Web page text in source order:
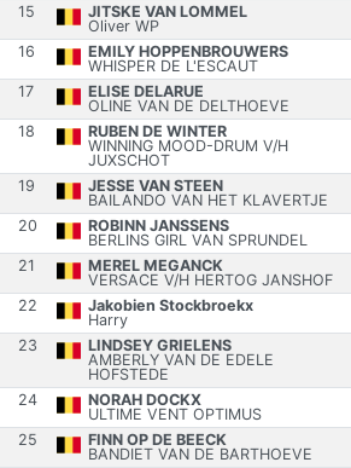
15
JITSKE VAN LOMMEL
Oliver WP
16
EMILY HOPPENBROUWERS
WHISPER DE L'ESCAUT
17
ELISE DELARUE
OLINE VAN DE DELTHOEVE
18
RUBEN DE WINTER
WINNING MOOD-DRUM V/H
JUXSCHOT
19
JESSE VAN STEEN
BAILANDO VAN HET KLAVERTJE
20
ROBINN JANSSENS
BERLINS GIRL VAN SPRUNDEL
21
MEREL MEGANCK
VERSACE V/H HERTOG JANSHOF
22
Jakobien Stockbroekx
Harry
23
LINDSEY GRIELENS
AMBERLY VAN DE EDELE
HOFSTEDE
24
NORAH DOCKX
ULTIME VENT OPTIMUS
25
FINN OP DE BEECK
BANDIET VAN DE BARTHOEVE